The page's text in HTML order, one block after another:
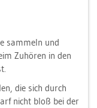
sam­meln und
Zu­hö­ren in den
die sich durch
nicht bloß bei der